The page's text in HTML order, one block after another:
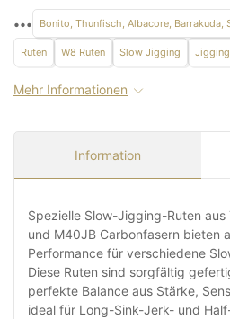
••• Bonito, Thunfisch, Albacore, Barrakuda,
Ruten W8 Ruten Slow Jigging
Mehr Informationen
Information
Spezielle Slow-Jigging-Ruten
und M40JB Carbonfasern bieten
Performance für verschiedene
Diese Ruten sind sorgfältig
perfekte Balance aus Stärke,
ideal für Long-Sink-Jerk- und